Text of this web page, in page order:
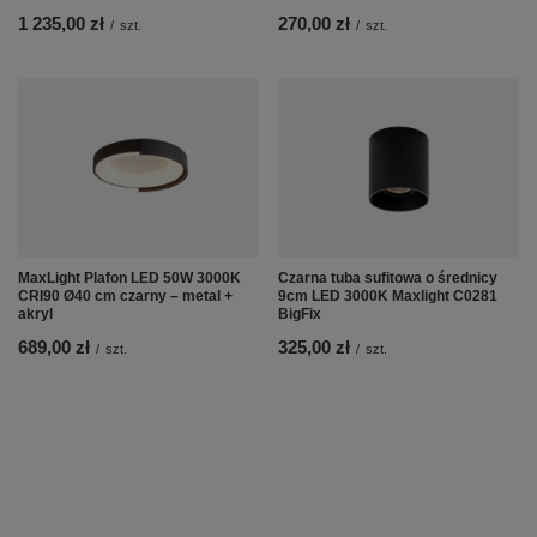
1 235,00 zł / szt. 270,00 zł / szt.
MaxLight Plafon LED 50W 3000K
CRI90 Ø40 cm czarny – metal +
akryl
689,00 zł / szt.
Czarna tuba sufitowa o średnicy
9cm LED 3000K Maxlight C0281
BigFix
325,00 zł / szt.